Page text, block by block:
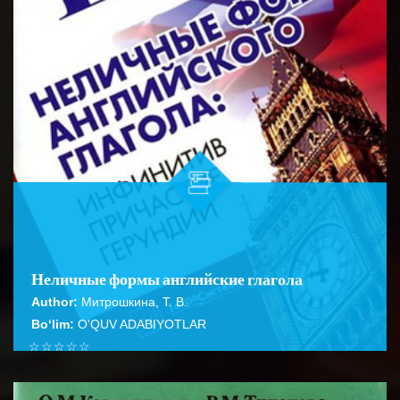
Неличные формы английские глагола
Author: Митрошкина, Т. В.
Bo‘lim: O'QUV ADABIYOTLAR
☆
☆
☆
☆
☆
Справочник содержит подробное описание правил